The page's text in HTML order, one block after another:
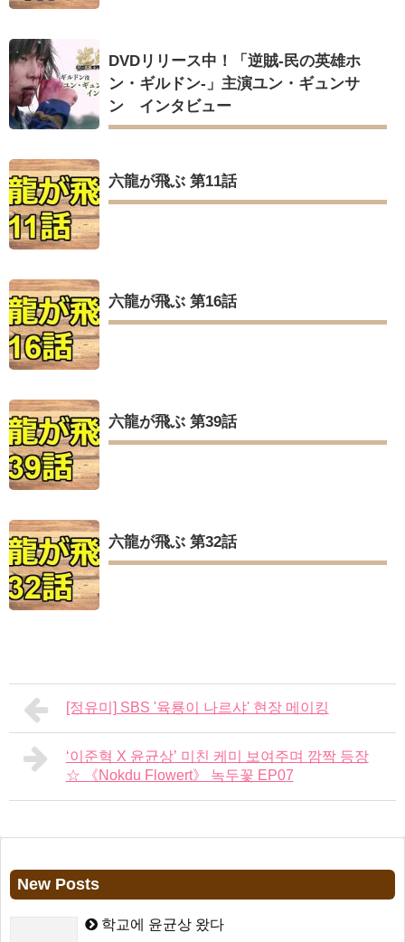
DVDリリース中！「逆賊‐民の英雄ホ
ン・ギルドン‐」主演ユン・ギュンサ
ン インタビュー
六龍が飛ぶ 第11話
六龍が飛ぶ 第16話
六龍が飛ぶ 第39話
六龍が飛ぶ 第32話
[정유미] SBS '육룡이 나르샤' 현장 메이킹
‘이준혁 X 윤균상’ 미친 케미 보여주며 깜짝 등장
☆ 《Nokdu Flowert》 녹두꽃 EP07
New Posts
학교에 윤균상 왔다